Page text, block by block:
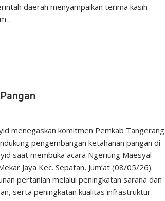
daerah menyampaikan terima kasih
menegaskan komitmen Pemkab Tangerang
pengembangan ketahanan pangan di
saat membuka acara Ngeriung Maesyal
Jaya Kec. Sepatan, Jum’at (08/05/26).
pertanian melalui peningkatan sarana dan
serta peningkatan kualitas infrastruktur